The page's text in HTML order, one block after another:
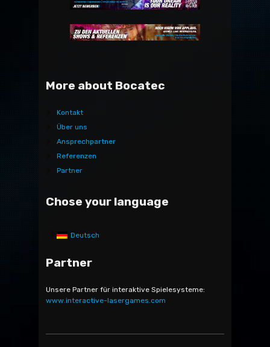
More about Bocatec
Kontakt
Über uns
Ansprechpartner
Referenzen
Partner
Chose your language
Deutsch
Partner
Unsere Partner für interaktive Spielesysteme:
www.interactive-lasergames.com